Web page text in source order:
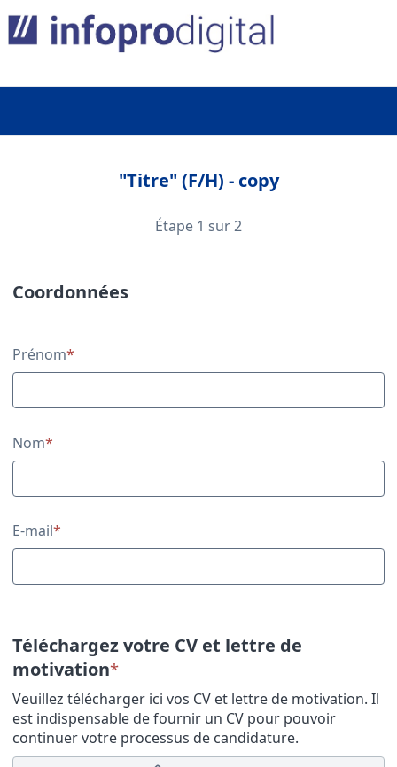
"Titre" (F/H) - copy
Étape 1 sur 2
Coordonnées
Coordonnées
Prénom*
Nom*
E-mail*
Téléchargez votre CV et lettre de
motivation*
Veuillez télécharger ici vos CV et lettre de motivation. Il
est indispensable de fournir un CV pour pouvoir
continuer votre processus de candidature.